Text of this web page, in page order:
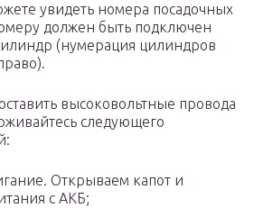
увидеть номера посадочных
должен быть подключен
(нумерация цилиндров
высоковольтные провода
следующего
Открываем капот и
с АКБ;